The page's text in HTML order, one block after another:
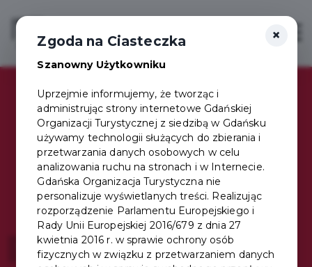
Login/Rejestracja
Jedna Karta,
setki korzyści
Wybierz swój pakiet!
×
Zgoda na Ciasteczka
Szanowny Użytkowniku
Uprzejmie informujemy, że tworząc i
administrując strony internetowe Gdańskiej
Organizacji Turystycznej z siedzibą w Gdańsku
używamy technologii służących do zbierania i
przetwarzania danych osobowych w celu
analizowania ruchu na stronach i w Internecie.
Gdańska Organizacja Turystyczna nie
personalizuje wyświetlanych treści. Realizując
rozporządzenie Parlamentu Europejskiego i
Rady Unii Europejskiej 2016/679 z dnia 27
kwietnia 2016 r. w sprawie ochrony osób
fizycznych w związku z przetwarzaniem danych